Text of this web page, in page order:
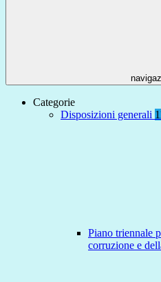
Categorie
Disposizioni generali
Piano triennale
corruzione e